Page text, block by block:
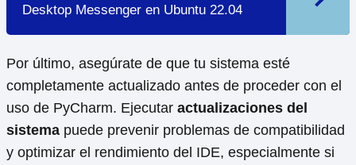
Desktop Messenger en Ubuntu 22.04
Por último, asegúrate de que tu sistema esté
completamente actualizado antes de proceder con el
uso de PyCharm. Ejecutar actualizaciones del
sistema puede prevenir problemas de compatibilidad
y optimizar el rendimiento del IDE, especialmente si